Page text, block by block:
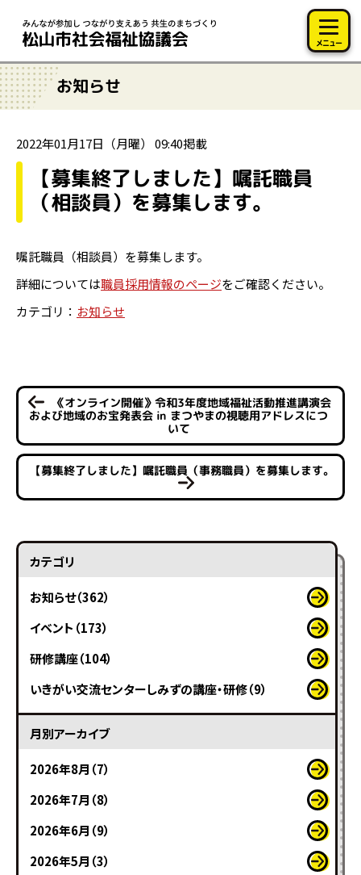
メニュー
お知らせ
2022年01月17日（月曜） 09:40掲載
【募集終了しました】嘱託職員
（相談員）を募集します。
嘱託職員（相談員）を募集します。
詳細については職員採用情報のページをご確認ください。
カテゴリ： お知らせ
《オンライン開催》令和3年度地域福祉活動推進講演会
および地域のお宝発表会 in まつやまの視聴用アドレスにつ
いて
【募集終了しました】嘱託職員（事務職員）を募集します。
カテゴリ
お知らせ（362）
イベント（173）
研修講座（104）
いきがい交流センターしみずの講座・研修（9）
月別アーカイブ
2026年8月（7）
2026年7月（8）
2026年6月（9）
2026年5月（3）